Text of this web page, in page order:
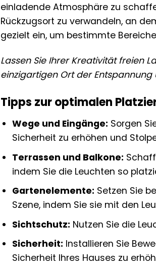
einladende Atmosphäre zu
Rückzugsort zu verwandeln, an
gezielt ein, um bestimmte
Lassen Sie Ihrer Kreativität freien
einzigartigen Ort der Entspannung
Tipps zur optimalen
Wege und Eingänge: Sorgen
Sicherheit zu erhöhen und
Terrassen und Balkone:
indem Sie die Leuchten so
Gartenelemente: Setzen Sie
Szene, indem Sie sie mit den
Sichtschutz: Nutzen Sie die
Sicherheit: Installieren Sie
Sicherheit Ihres Hauses zu